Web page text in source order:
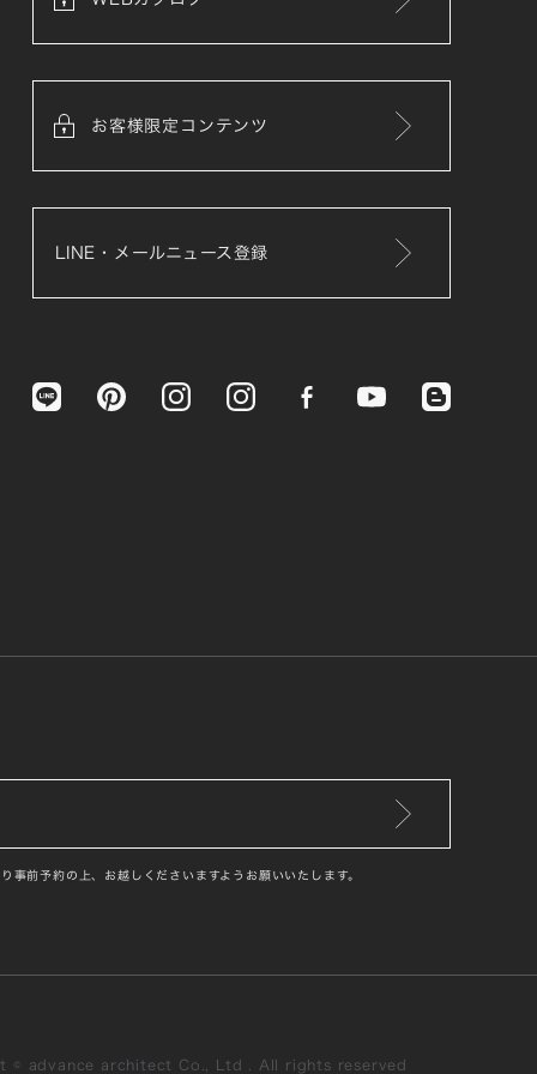
お客様限定コンテンツ
LINE・メールニュース登録
事前予約の上、お越しくださいますようお願いいたします。
© advance architect Co., Ltd . All rights reserved